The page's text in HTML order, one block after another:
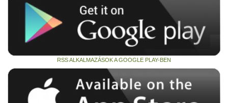
RSS ALKALMAZÁSOK A GOOGLE PLAY-BEN